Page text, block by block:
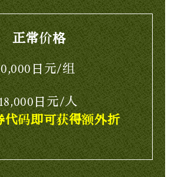
正常价格
日元/组
日元/人
代码即可获得额外折